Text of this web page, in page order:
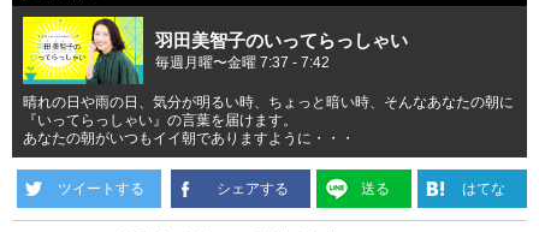
羽田美智子のいってらっしゃい
毎週月曜〜金曜 7:37 - 7:42
晴れの日や雨の日、気分が明るい時、ちょっと暗い時、そんなあなたの朝に
『いってらっしゃい』の言葉を届けます。
あなたの朝がいつもイイ朝でありますように・・・
ツイートする シェアする 送る はてな